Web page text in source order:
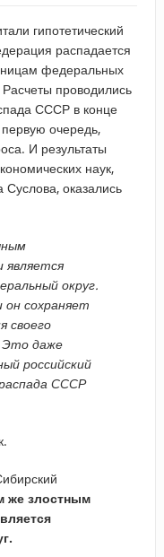
гипотетический
распадается
федеральных
Расчеты проводились
СССР в конце
очередь,
И результаты
наук,
оказались
является
округ.
он сохраняет
своего
Это даже
российский
СССР
же злостным